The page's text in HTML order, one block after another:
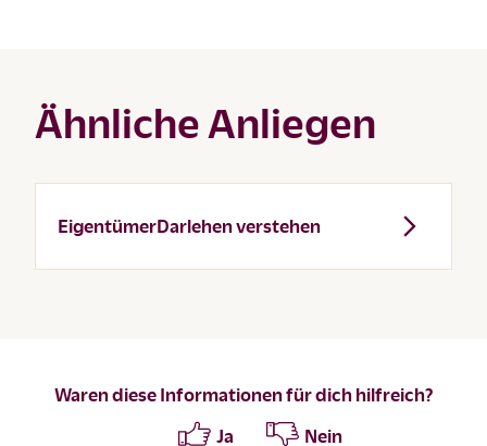
Ähnliche Anliegen
EigentümerDarlehen verstehen
Waren diese Informationen für dich hilfreich?
Ja
Nein